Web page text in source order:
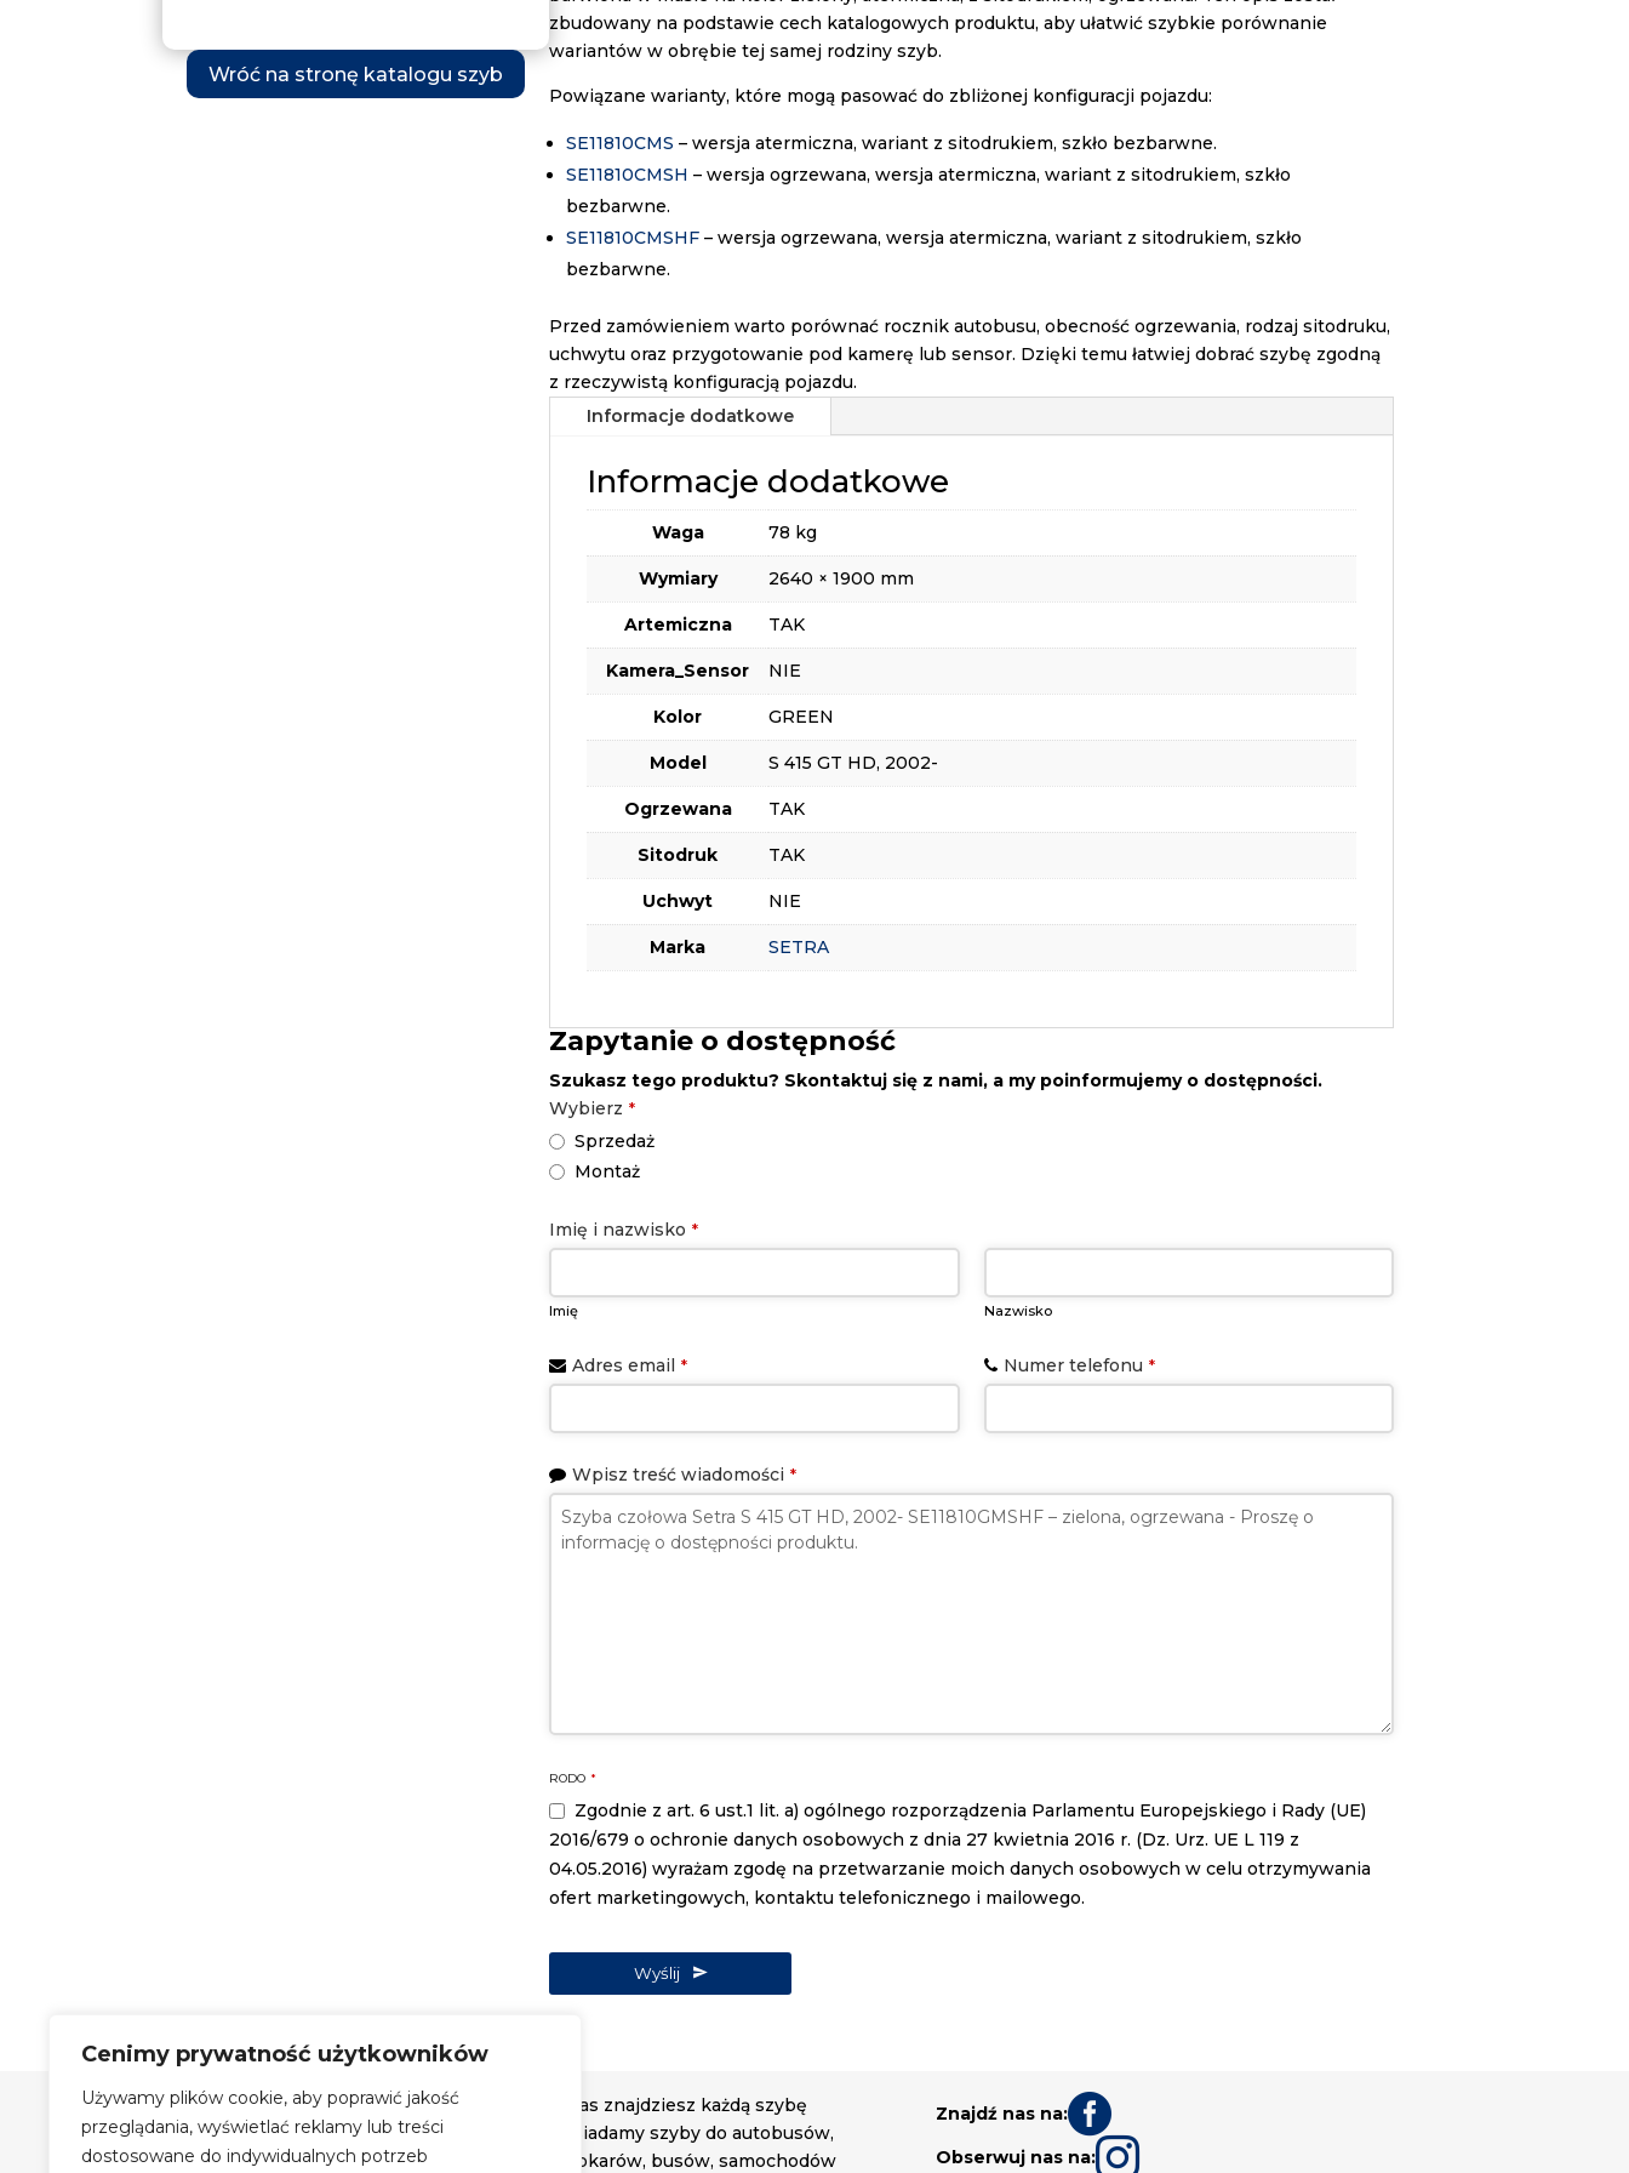
Cenimy prywatność użytkowników
Używamy plików cookie, aby poprawić jakość
przeglądania, wyświetlać reklamy lub treści
dostosowane do indywidualnych potrzeb
Wróć na stronę katalogu szyb
zbudowany na podstawie cech katalogowych produktu, aby ułatwić szybkie porównanie
wariantów w obrębie tej samej rodziny szyb.
Powiązane warianty, które mogą pasować do zbliżonej konfiguracji pojazdu:
SE11810CMS – wersja atermiczna, wariant z sitodrukiem, szkło bezbarwne.
SE11810CMSH – wersja ogrzewana, wersja atermiczna, wariant z sitodrukiem, szkło
bezbarwne.
SE11810CMSHF – wersja ogrzewana, wersja atermiczna, wariant z sitodrukiem, szkło
bezbarwne.
Przed zamówieniem warto porównać rocznik autobusu, obecność ogrzewania, rodzaj sitodruku,
uchwytu oraz przygotowanie pod kamerę lub sensor. Dzięki temu łatwiej dobrać szybę zgodną
z rzeczywistą konfiguracją pojazdu.
Informacje dodatkowe
Informacje dodatkowe
Waga 78 kg
Wymiary 2640 × 1900 mm
Artemiczna TAK
Kamera_Sensor NIE
Kolor GREEN
Model S 415 GT HD, 2002-
Ogrzewana TAK
Sitodruk TAK
Uchwyt NIE
Marka SETRA
Zapytanie o dostępność
Szukasz tego produktu? Skontaktuj się z nami, a my poinformujemy o dostępności.
Wybierz *
Sprzedaż
Montaż
Imię i nazwisko *
Imię Nazwisko
Adres email * Numer telefonu *
Wpisz treść wiadomości *
Contact
Email *
RODO *
Zgodnie z art. 6 ust.1 lit. a) ogólnego rozporządzenia Parlamentu Europejskiego i Rady (UE)
2016/679 o ochronie danych osobowych z dnia 27 kwietnia 2016 r. (Dz. Urz. UE L 119 z
04.05.2016) wyrażam zgodę na przetwarzanie moich danych osobowych w celu otrzymywania
ofert marketingowych, kontaktu telefonicznego i mailowego.
Wyślij
Szyby Autobusowe Bis Sp.
z o.o.
U nas znajdziesz każdą szybę
Posiadamy szyby do autobusów,
autokarów, busów, samochodów
Znajdź nas na:
Obserwuj nas na: